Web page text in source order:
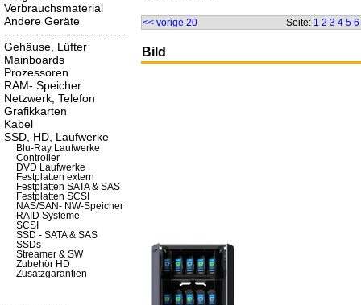
<< vorige 20 Seite: 1 2 3 4 5 6
Bild
Verbrauchsmaterial
Andere Geräte
-------------------------------
Gehäuse, Lüfter
Mainboards
Prozessoren
RAM- Speicher
Netzwerk, Telefon
Grafikkarten
Kabel
SSD, HD, Laufwerke
Blu-Ray Laufwerke
Controller
DVD Laufwerke
Festplatten extern
Festplatten SATA & SAS
Festplatten SCSI
NAS/SAN- NW-Speicher
RAID Systeme
SCSI
SSD - SATA & SAS
SSDs
Streamer & SW
Zubehör HD
Zusatzgarantien